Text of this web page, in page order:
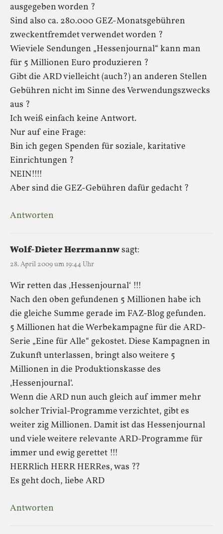
ausgegeben worden ?
Sind also ca. 280.000 GEZ-Monatsgebühren
zweckentfremdet verwendet worden ?
Wieviele Sendungen „Hessenjournal“ kann man
für 5 Millionen Euro produzieren ?
Gibt die ARD vielleicht (auch?) an anderen Stellen
Gebühren nicht im Sinne des Verwendungszwecks
aus ?
Ich weiß einfach keine Antwort.
Nur auf eine Frage:
Bin ich gegen Spenden für soziale, karitative
Einrichtungen ?
NEIN!!!!
Aber sind die GEZ-Gebühren dafür gedacht ?
Antworten
Wolf-Dieter Herrmannwsagt:
28. April 2009 um 19:44 Uhr
Wir retten das ‚Hessenjournal‘ !!!
Nach den oben gefundenen 5 Millionen habe ich
die gleiche Summe gerade im FAZ-Blog gefunden.
5 Millionen hat die Werbekampagne für die ARD-
Serie „Eine für Alle“ gekostet. Diese Kampagnen in
Zukunft unterlassen, bringt also weitere 5
Millionen in die Produktionskasse des
‚Hessenjournal‘.
Wenn die ARD nun auch gleich auf immer mehr
solcher Trivial-Programme verzichtet, gibt es
weiter zig Millionen. Damit ist das Hessenjournal
und viele weitere relevante ARD-Programme für
immer und ewig gerettet !!!
HERRlich HERR HERRes, was ??
Es geht doch, liebe ARD
Antworten